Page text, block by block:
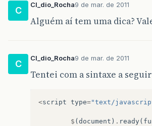
C
Cl_dio_Rocha9 de mar. de 2011
Alguém aí tem uma dica?
C
Cl_dio_Rocha9 de mar. de 2011
Tentei com a sintaxe a
<script type="text/
$ ( document ) . ready(